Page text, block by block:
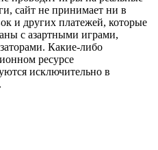
сайт не принимает ни в
и других платежей, которые
с азартными играми,
Какие-либо
ресурсе
исключительно в